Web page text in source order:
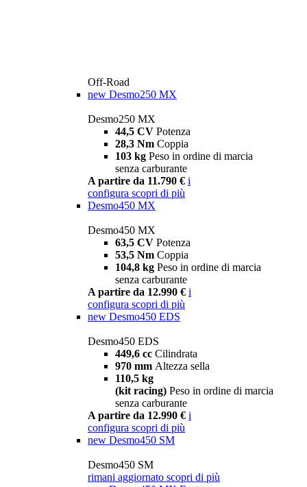
Off-Road
new Desmo250 MX
Desmo250 MX
44,5 CV Potenza
28,3 Nm Coppia
103 kg Peso in ordine di marcia
senza carburante
A partire da 11.790 € i
configura scopri di più
Desmo450 MX
Desmo450 MX
63,5 CV Potenza
53,5 Nm Coppia
104,8 kg Peso in ordine di marcia
senza carburante
A partire da 12.990 € i
configura scopri di più
new Desmo450 EDS
Desmo450 EDS
449,6 cc Cilindrata
970 mm Altezza sella
110,5 kg
(kit racing) Peso in ordine di marcia
senza carburante
A partire da 12.990 € i
configura scopri di più
new Desmo450 SM
Desmo450 SM
rimani aggiornato scopri di più